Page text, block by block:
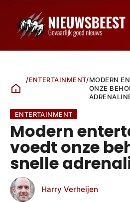
/ENTERTAINMENT/MODERN
ONZE
ENTERTAINMENT
Modern
voedt onze
snelle
Harry Verheijen